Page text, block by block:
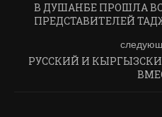
В ДУШАНБЕ ПРОШЛА
ПРЕДСТАВИТЕЛЕЙ
РУССКИЙ И